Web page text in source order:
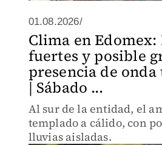
01.08.2026/
Clima en
fuertes y posible
presencia de
| Sábado ...
Al sur de la entidad, el
templado a cálido, con
lluvias aisladas.